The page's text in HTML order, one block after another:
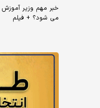
خبر مهم وزیر
می شود؟ + فیلم